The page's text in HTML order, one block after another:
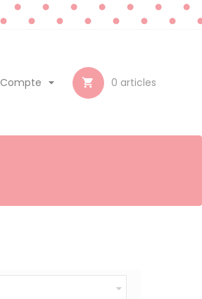
 0 articles
Compte 
